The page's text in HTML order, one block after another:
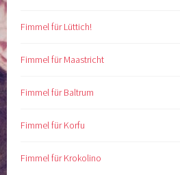
Fimmel für Lüttich!
Fimmel für Maastricht
Fimmel für Baltrum
Fimmel für Korfu
Fimmel für Krokolino